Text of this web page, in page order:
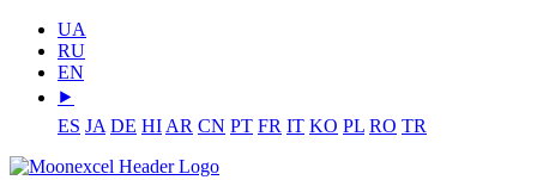
UA
RU
EN
⯈
ES JA DE HI AR CN PT FR IT KO PL RO TR